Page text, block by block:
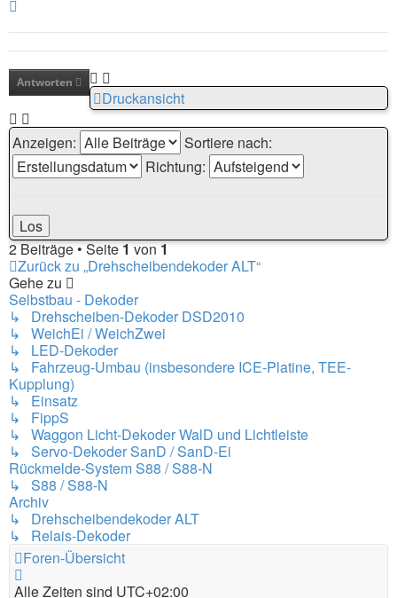
Antworten
Druckansicht
Anzeigen:
Sortiere nach:
Richtung:
2 Beiträge • Seite1von1
Zurück zu „Drehscheibendekoder ALT“
Gehe zu
Selbstbau - Dekoder
↳ Drehscheiben-Dekoder DSD2010
↳ WeichEi / WeichZwei
↳ LED-Dekoder
↳ Fahrzeug-Umbau (insbesondere ICE-Platine, TEE-
Kupplung)
↳ Einsatz
↳ FippS
↳ Waggon Licht-Dekoder WalD und Lichtleiste
↳ Servo-Dekoder SanD / SanD-Ei
Rückmelde-System S88 / S88-N
↳ S88 / S88-N
Archiv
↳ Drehscheibendekoder ALT
↳ Relais-Dekoder
Foren-Übersicht
Alle Zeiten sind UTC+02:00